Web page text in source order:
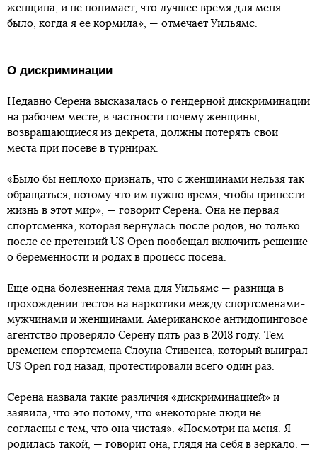
женщина, и не понимает, что лучшее время для меня
было, когда я ее кормила», — отмечает Уильямс.
О дискриминации
Недавно Серена высказалась о гендерной дискриминации
на рабочем месте, в частности почему женщины,
возвращающиеся из декрета, должны потерять свои
места при посеве в турнирах.
«Было бы неплохо признать, что с женщинами нельзя так
обращаться, потому что им нужно время, чтобы принести
жизнь в этот мир», — говорит Серена. Она не первая
спортсменка, которая вернулась после родов, но только
после ее претензий US Open пообещал включить решение
о беременности и родах в процесс посева.
Еще одна болезненная тема для Уильямс — разница в
прохождении тестов на наркотики между спортсменами-
мужчинами и женщинами. Американское антидопинговое
агентство проверяло Серену пять раз в 2018 году. Тем
временем спортсмена Слоуна Стивенса, который выиграл
US Open год назад, протестировали всего один раз.
Серена назвала такие различия «дискриминацией» и
заявила, что это потому, что «некоторые люди не
согласны с тем, что она чистая». «Посмотри на меня. Я
родилась такой, — говорит она, глядя на себя в зеркало. —